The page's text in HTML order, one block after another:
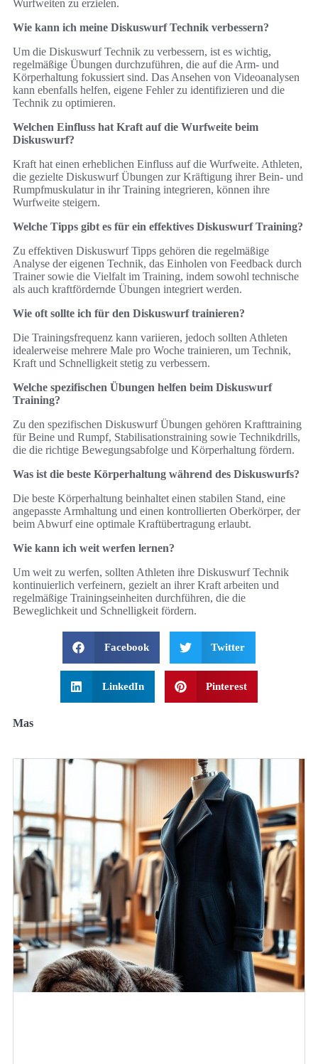
Wurfweiten zu erzielen.
Wie kann ich meine Diskuswurf Technik verbessern?
Um die Diskuswurf Technik zu verbessern, ist es wichtig,
regelmäßige Übungen durchzuführen, die auf die Arm- und
Körperhaltung fokussiert sind. Das Ansehen von Videoanalysen
kann ebenfalls helfen, eigene Fehler zu identifizieren und die
Technik zu optimieren.
Welchen Einfluss hat Kraft auf die Wurfweite beim
Diskuswurf?
Kraft hat einen erheblichen Einfluss auf die Wurfweite. Athleten,
die gezielte Diskuswurf Übungen zur Kräftigung ihrer Bein- und
Rumpfmuskulatur in ihr Training integrieren, können ihre
Wurfweite steigern.
Welche Tipps gibt es für ein effektives Diskuswurf Training?
Zu effektiven Diskuswurf Tipps gehören die regelmäßige
Analyse der eigenen Technik, das Einholen von Feedback durch
Trainer sowie die Vielfalt im Training, indem sowohl technische
als auch kraftfördernde Übungen integriert werden.
Wie oft sollte ich für den Diskuswurf trainieren?
Die Trainingsfrequenz kann variieren, jedoch sollten Athleten
idealerweise mehrere Male pro Woche trainieren, um Technik,
Kraft und Schnelligkeit stetig zu verbessern.
Welche spezifischen Übungen helfen beim Diskuswurf
Training?
Zu den spezifischen Diskuswurf Übungen gehören Krafttraining
für Beine und Rumpf, Stabilisationstraining sowie Technikdrills,
die die richtige Bewegungsabfolge und Körperhaltung fördern.
Was ist die beste Körperhaltung während des Diskuswurfs?
Die beste Körperhaltung beinhaltet einen stabilen Stand, eine
angepasste Armhaltung und einen kontrollierten Oberkörper, der
beim Abwurf eine optimale Kraftübertragung erlaubt.
Wie kann ich weit werfen lernen?
Um weit zu werfen, sollten Athleten ihre Diskuswurf Technik
kontinuierlich verfeinern, gezielt an ihrer Kraft arbeiten und
regelmäßige Trainingseinheiten durchführen, die die
Beweglichkeit und Schnelligkeit fördern.
Facebook Twitter
LinkedIn Pinterest
Mas